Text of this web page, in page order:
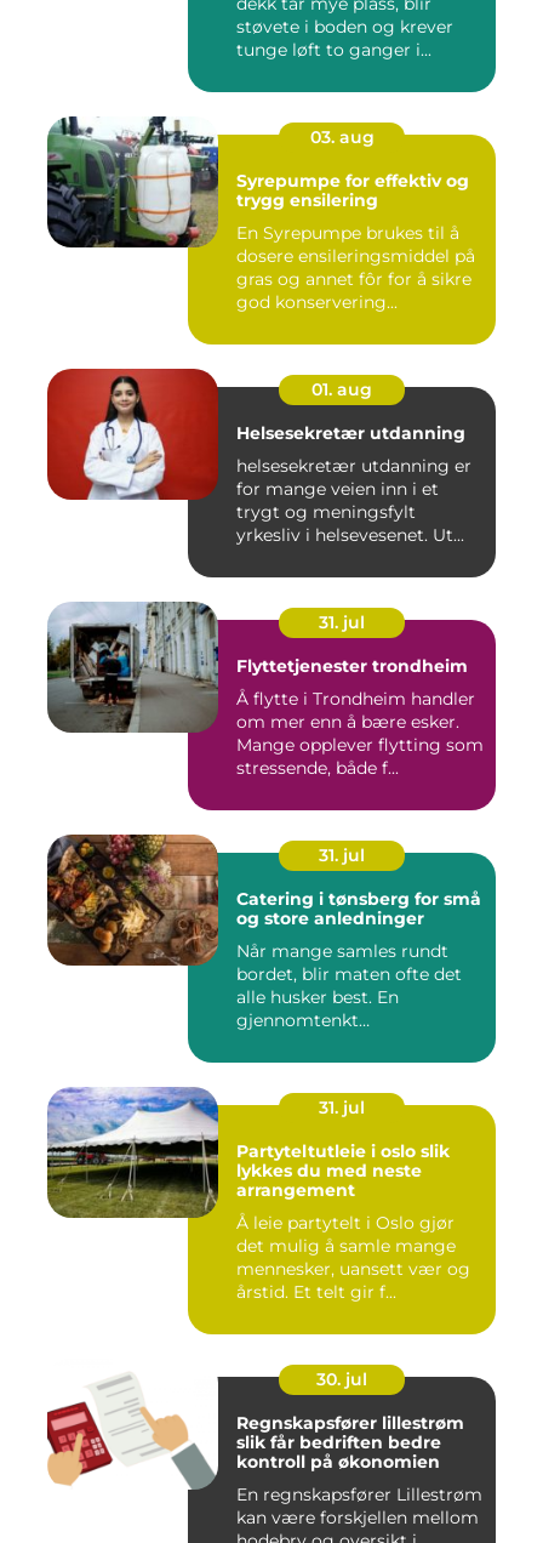
støvete i boden og krever
tunge løft to ganger i...
03. aug
Syrepumpe for effektiv og
trygg ensilering
En Syrepumpe brukes til å
dosere ensileringsmiddel på
gras og annet fôr for å sikre
god konservering...
01. aug
Helsesekretær utdanning
helsesekretær utdanning er
for mange veien inn i et
trygt og meningsfylt
yrkesliv i helsevesenet. Ut...
31. jul
Flyttetjenester trondheim
Å flytte i Trondheim handler
om mer enn å bære esker.
Mange opplever flytting som
stressende, både f...
31. jul
Catering i tønsberg for små
og store anledninger
Når mange samles rundt
bordet, blir maten ofte det
alle husker best. En
gjennomtenkt
31. jul
Partyteltutleie i oslo slik
lykkes du med neste
arrangement
Å leie partytelt i Oslo gjør
det mulig å samle mange
mennesker, uansett vær og
årstid. Et telt gir f...
30. jul
Regnskapsfører lillestrøm
slik får bedriften bedre
kontroll på økonomien
En regnskapsfører Lillestrøm
kan være forskjellen mellom